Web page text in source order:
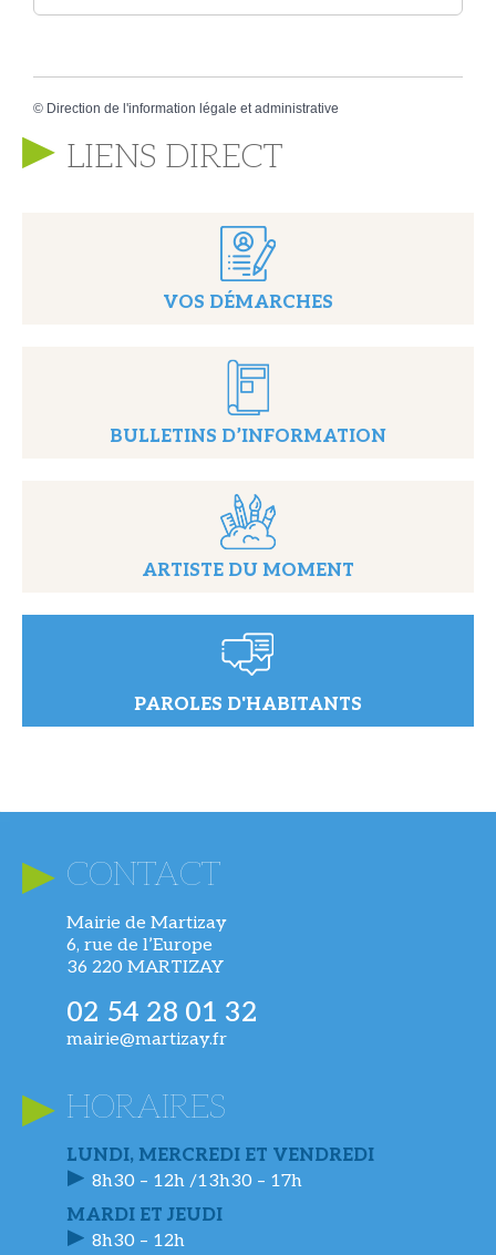
© Direction de l'information légale et administrative
LIENS DIRECT
VOS DÉMARCHES
BULLETINS D’INFORMATION
ARTISTE DU MOMENT
PAROLES D'HABITANTS
CONTACT
Mairie de Martizay
6, rue de l’Europe
36 220 MARTIZAY
02 54 28 01 32
mairie@martizay.fr
HORAIRES
LUNDI, MERCREDI ET VENDREDI
8h30 – 12h /13h30 – 17h
MARDI ET JEUDI
8h30 – 12h